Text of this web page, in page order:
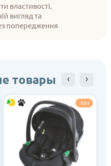
властивості,
вигляд та
попередження
товары
Хит